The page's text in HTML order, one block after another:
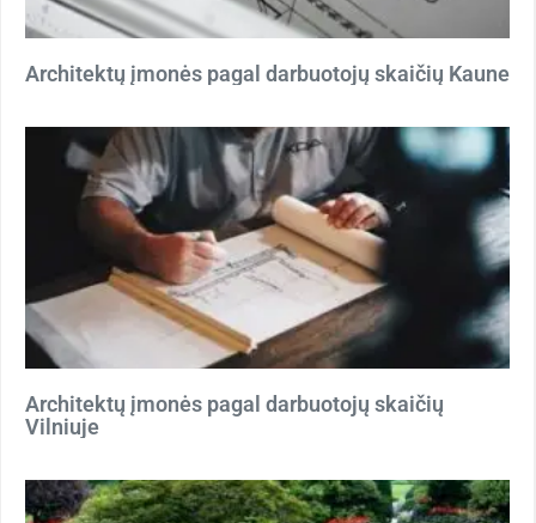
Architektų įmonės pagal darbuotojų skaičių Kaune
Architektų įmonės pagal darbuotojų skaičių
Vilniuje